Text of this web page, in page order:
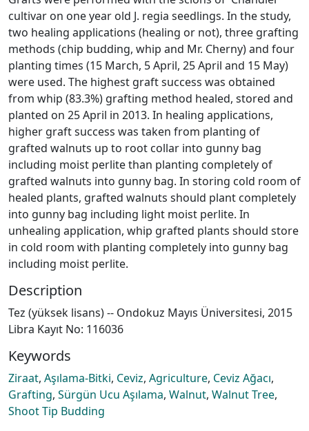
cultivar on one year old J. regia seedlings. In the study,
two healing applications (healing or not), three grafting
methods (chip budding, whip and Mr. Cherny) and four
planting times (15 March, 5 April, 25 April and 15 May)
were used. The highest graft success was obtained
from whip (83.3%) grafting method healed, stored and
planted on 25 April in 2013. In healing applications,
higher graft success was taken from planting of
grafted walnuts up to root collar into gunny bag
including moist perlite than planting completely of
grafted walnuts into gunny bag. In storing cold room of
healed plants, grafted walnuts should plant completely
into gunny bag including light moist perlite. In
unhealing application, whip grafted plants should store
in cold room with planting completely into gunny bag
including moist perlite.
Description
Tez (yüksek lisans) -- Ondokuz Mayıs Üniversitesi, 2015
Libra Kayıt No: 116036
Keywords
Ziraat, Aşılama-Bitki, Ceviz, Agriculture, Ceviz Ağacı,
Grafting, Sürgün Ucu Aşılama, Walnut, Walnut Tree,
Shoot Tip Budding